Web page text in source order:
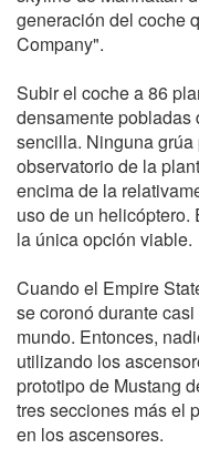
generación del coche
Company".
Subir el coche a 86
densamente pobladas
sencilla. Ninguna
observatorio de la
encima de la
uso de un helicóptero.
la única opción viable.
Cuando el Empire
se coronó durante
mundo. Entonces,
utilizando los
prototipo de Mustang
tres secciones más el
en los ascensores.